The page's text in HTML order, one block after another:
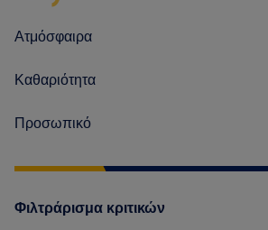
Ατμόσφαιρα
Καθαριότητα
Προσωπικό
Φιλτράρισμα κριτικών